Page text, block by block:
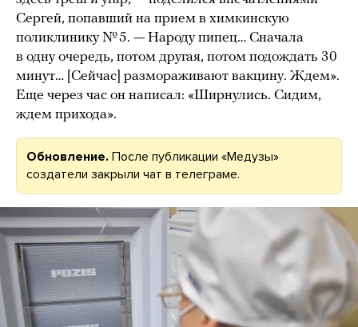
Сергей, попавший на прием в химкинскую
поликлинику № 5. — Народу пипец… Сначала
в одну очередь, потом другая, потом подождать 30
минут… [Сейчас] размораживают вакцину. Ждем».
Еще через час он написал: «Ширнулись. Сидим,
ждем прихода».
Обновление. После публикации «Медузы»
создатели закрыли чат в телеграме.